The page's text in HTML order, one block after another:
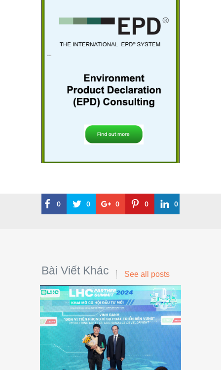
0 0 0 0 0
Bài Viết Khác See all posts